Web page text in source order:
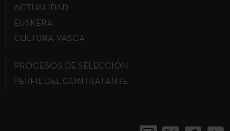
ACTUALIDAD
EUSKERA
CULTURA VASCA
PROCESOS DE SELECCIÓN
PERFIL DEL CONTRATANTE